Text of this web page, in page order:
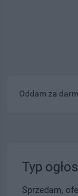
Oddam za
Typ
Sprzedam,